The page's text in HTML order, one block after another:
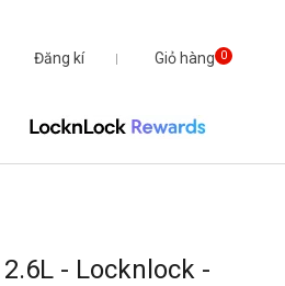
Đăng kí Giỏ hàng 0
- Locknlock -